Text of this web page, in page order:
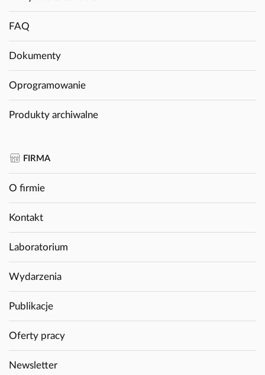
FAQ
Dokumenty
Oprogramowanie
Produkty archiwalne
FIRMA
O firmie
Kontakt
Laboratorium
Wydarzenia
Publikacje
Oferty pracy
Newsletter